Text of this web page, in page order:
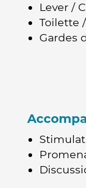
Lever /
Toilette
Gardes